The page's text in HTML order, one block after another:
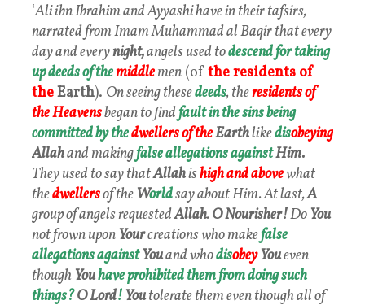
‘Ali ibn Ibrahim and Ayyashi have in their tafsirs,
narrated from Imam Muhammad al Baqir that every
day and everynight,angels used todescend for taking
updeeds of themiddlemen (of the residents of
theEarth). On seeing thesedeeds, theresidents of
the Heavensbegan to findfault in the sins being
committed by thedwellers of theEarthlikedisobeying
Allahand makingfalse allegations againstHim.
They used to say thatAllahishigh and abovewhat
thedwellersof the Worldsay about Him. At last,A
group of angels requestedAllah.ONourisher!Do You
not frown upon Yourcreations who makefalse
allegations against Youand whodisobey Youeven
though Youhave prohibited them from doing such
things?OLord! Youtolerate them even though all of